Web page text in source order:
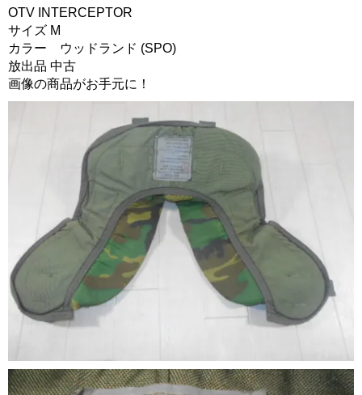
OTV INTERCEPTOR
サイズ M
カラー ウッドランド (SPO)
放出品 中古
画像の商品がお手元に！